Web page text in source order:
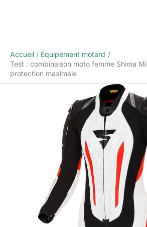
Accueil
Équipement motard
Test : combinaison moto femme Shima
protection maximale